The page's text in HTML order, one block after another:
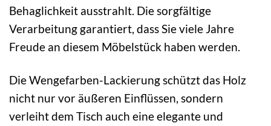
Behaglichkeit ausstrahlt. Die sorgfältige
Verarbeitung garantiert, dass Sie viele Jahre
Freude an diesem Möbelstück haben werden.
Die Wengefarben-Lackierung schützt das Holz
nicht nur vor äußeren Einflüssen, sondern
verleiht dem Tisch auch eine elegante und